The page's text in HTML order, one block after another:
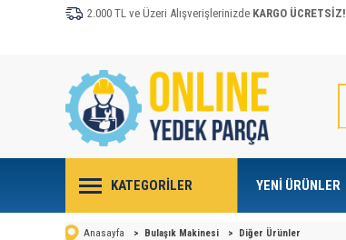
2.000 TL ve Üzeri Alışverişlerinizde KARGO ÜCRETSİZ!
KATEGORILER YENI ÜRÜNLER
Anasayfa > Bulaşık Makinesi > Diğer Ürünler